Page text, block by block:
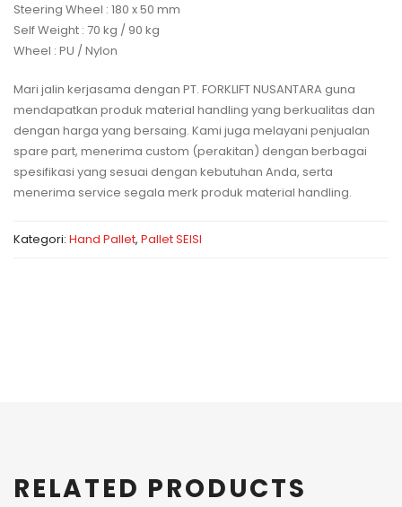
Steering Wheel : 180 x 50 mm
Self Weight : 70 kg / 90 kg
Wheel : PU / Nylon
Mari jalin kerjasama dengan PT. FORKLIFT NUSANTARA guna
mendapatkan produk material handling yang berkualitas dan
dengan harga yang bersaing. Kami juga melayani penjualan
spare part, menerima custom (perakitan) dengan berbagai
spesifikasi yang sesuai dengan kebutuhan Anda, serta
menerima service segala merk produk material handling.
Kategori: Hand Pallet, Pallet SEISI
RELATED PRODUCTS